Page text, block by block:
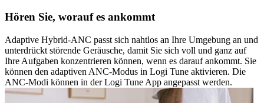
Hören Sie, worauf es ankommt
Adaptive Hybrid-ANC passt sich nahtlos an Ihre Umgebung an und
unterdrückt störende Geräusche, damit Sie sich voll und ganz auf
Ihre Aufgaben konzentrieren können, wenn es darauf ankommt. Sie
können den adaptiven ANC-Modus in Logi Tune aktivieren. Die
ANC-Modi können in der Logi Tune App angepasst werden.